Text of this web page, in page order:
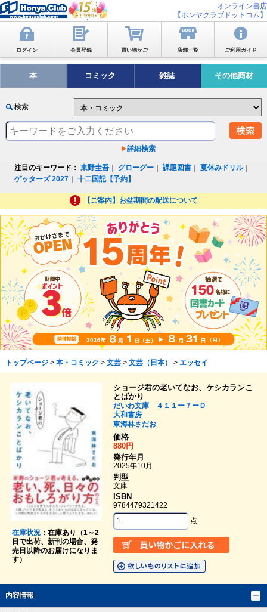
オンライン書店
【ホンヤクラブドットコム】
ログイン 会員登録 買い物かご 店舗一覧 ご利用ガイド
本 コミック 雑誌 その他商材
検索
詳細検索
注目のキーワード： 東野圭吾 グローグー ｜課題図書 ｜夏休みドリル｜
ゲッターズ 2027 ｜十二国記【予約】
【ご案内】お盆期間の配送について
トップページ> 本・コミック > 文芸> 文芸（日本） > エッセイ
在庫状況：在庫あり（1～2
日で出荷、新刊の場合、発
売日以降のお届けになりま
す）
ショージ君の老いてなお、ケシカランこ
とばかり
だいわ文庫 ４１１ー７ーＤ
大和書房
東海林さだお
価格
880円
発行年月
2025年10月
判型
文庫
ISBN
9784479321422
点
内容情報